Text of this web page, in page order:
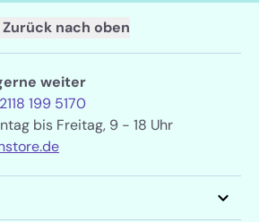
nach oben
weiter
199 5170
bis Freitag, 9 - 18 Uhr